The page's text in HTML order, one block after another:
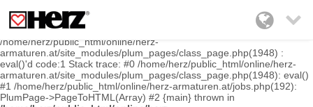

Fatal error: Uncaught Error: Class "HerzPages" not found in
/home/herz/public_html/online/herz-
armaturen.at/site_modules/plum_pages/class_page.php(1948) :
eval()'d code:1 Stack trace: #0 /home/herz/public_html/online/herz-
armaturen.at/site_modules/plum_pages/class_page.php(1948): eval()
#1 /home/herz/public_html/online/herz-armaturen.at/jobs.php(192):
PlumPage->PageToHTML(Array) #2 {main} thrown in